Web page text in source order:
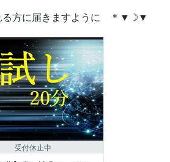
方に届きますように ＊▼☽▼
受付休止中